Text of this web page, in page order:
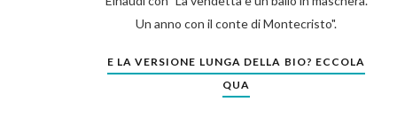
Un anno con il conte di Montecristo".
E LA VERSIONE LUNGA DELLA BIO? ECCOLA
QUA